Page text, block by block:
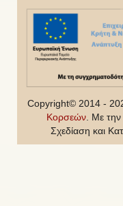
Copyright© 2014 -
Κορσεών. Με την
Σχεδίαση και